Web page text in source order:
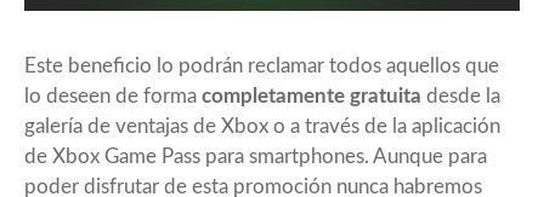
Este beneficio lo podrán reclamar todos aquellos que
lo deseen de forma completamente gratuita desde la
galería de ventajas de Xbox o a través de la aplicación
de Xbox Game Pass para smartphones. Aunque para
poder disfrutar de esta promoción nunca habremos